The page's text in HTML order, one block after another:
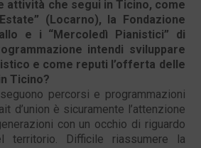
attività che segui in Ticino, come
(Locarno), la Fondazione
e i “Mercoledì Pianistici” di
intendi sviluppare
e come reputi l’offerta delle
Ticino?
percorsi e programmazioni
d’union è sicuramente l’attenzione
con un occhio di riguardo
Difficile riassumere la